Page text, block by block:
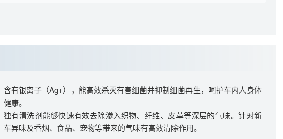
含有银离子（Ag+），能高效杀灭有害细菌并抑制细菌再生，呵护车内人身体
健康。
独有清洗剂能够快速有效去除渗入织物、纤维、皮革等深层的气味。针对新
车异味及香烟、食品、宠物等带来的气味有高效清除作用。